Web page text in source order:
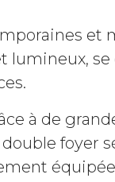
et
lumineux,
à de
foyer